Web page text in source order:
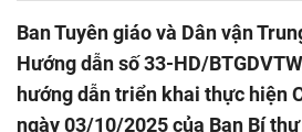
Ban Tuyên giáo và Dân vận
Hướng dẫn số 33-HD/
hướng dẫn triển khai thực hiện
ngày 03/10/2025 của Ban Bí